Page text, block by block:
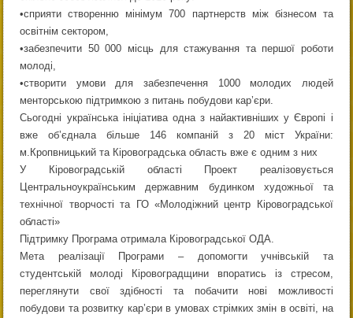
•сприяти створенню мінімум 700 партнерств між бізнесом та
освітнім сектором,
•забезпечити 50 000 місць для стажування та першої роботи
молоді,
•створити умови для забезпечення 1000 молодих людей
менторською підтримкою з питань побудови кар’єри.
Сьогодні українська ініціатива одна з найактивніших у Європі і
вже об’єднала більше 146 компаній з 20 міст України:
м.Кропвницький та Кіровоградська область вже є одним з них
У Кіровоградській області Проект реалізовується
Центральноукраїнським державним будинком художньої та
технічної творчості та ГО «Молодіжний центр Кіровоградської
області»
Підтримку Програма отримала Кіровоградської ОДА.
Мета реалізації Програми – допомогти учнівській та
студентській молоді Кіровоградщини впоратись із стресом,
переглянути свої здібності та побачити нові можливості
побудови та розвитку кар’єри в умовах стрімких змін в освіті, на